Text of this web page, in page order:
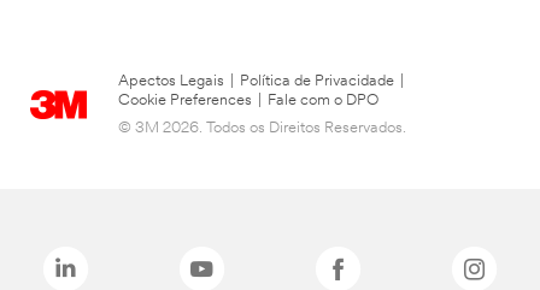
Apectos Legais Política de Privacidade
Cookie Preferences
Fale com o DPO
© 3M 2026. Todos os Direitos Reservados.